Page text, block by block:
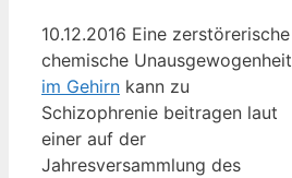
10.12.2016 Eine zerstörerische
chemische Unausgewogenheit
im Gehirn kann zu
Schizophrenie beitragen laut
einer auf der
Jahresversammlung des